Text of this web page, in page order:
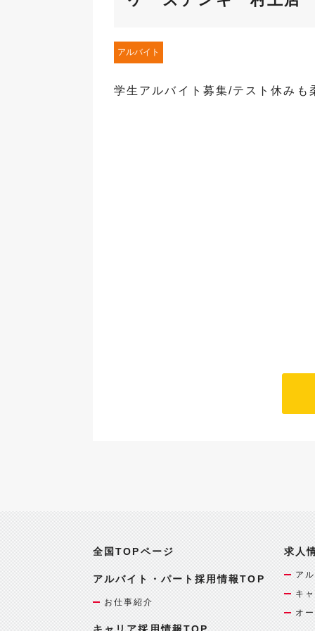
アルバイト
学生アルバイト募集/テスト休みも
全国TOPページ
アルバイト・パート採用情報TOP
お仕事紹介
キャリア採用情報TOP
求人
ア
キ
オ